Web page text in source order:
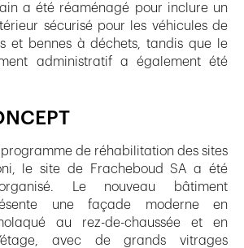
a été réaménagé pour inclure un
sécurisé pour les véhicules de
et bennes à déchets, tandis que le
administratif a également été
programme de réhabilitation des sites
le site de Fracheboud SA a été
Le nouveau bâtiment
une façade moderne en
au rez-de-chaussée et en
avec de grands vitrages